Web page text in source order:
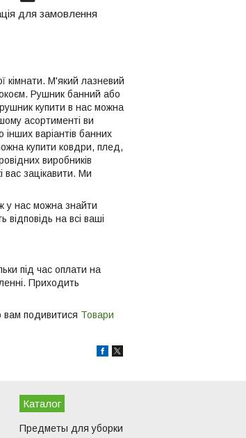
для замовлення
кімнати. М'який лазневий
Рушник банний або
купити в нас можна
асортименті ви
варіантів банних
купити ковдри, плед,
виробників
зацікавити. Ми
у нас можна знайти
на всі ваші
під час оплати на
Приходить
подивитися Товари
Каталог
Предметы для уборки